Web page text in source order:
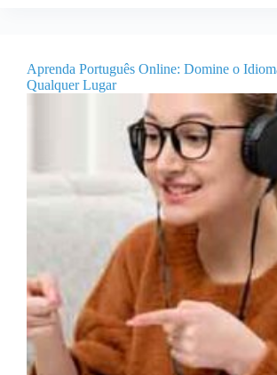
Aprenda Português Online: Domine o
Qualquer Lugar